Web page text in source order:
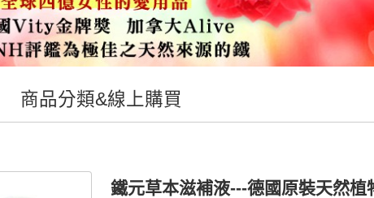
商品分類&線上購買
鐵元草本滋補液---德國原裝天然植